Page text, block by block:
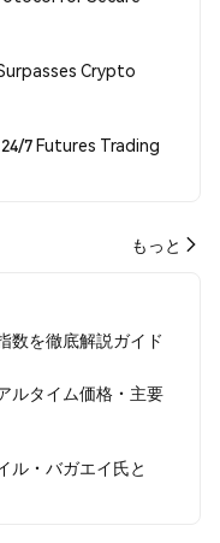
Crypto
7 Futures Trading
もっと
数を徹底解説ガイド
ルタイム価格・主要
ル・バガエイ氏と